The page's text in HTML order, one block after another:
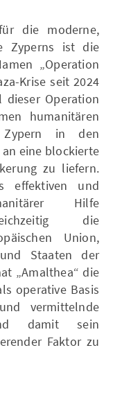
die moderne,
Zyperns ist die
„Operation
Krise seit 2024
Operation
humanitären
in den
eine blockierte
zu liefern.
effektiven und
Hilfe
die
Union,
Staaten der
„Amalthea“ die
operative Basis
vermittelnde
damit sein
Faktor zu